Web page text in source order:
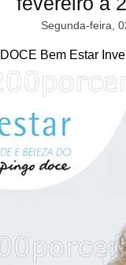
Segunda-feira,
Bem Estar